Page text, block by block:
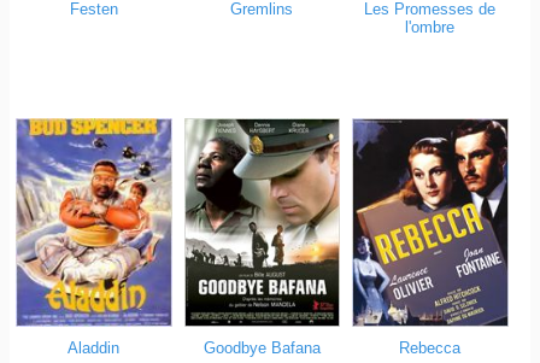
Festen Gremlins
Les Promesses de
l'ombre
Aladdin Goodbye Bafana Rebecca